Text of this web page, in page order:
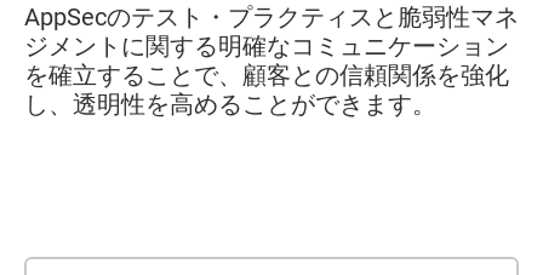
AppSecのテスト・プラクティスと脆弱性マネ
ジメントに関する明確なコミュニケーション
を確立することで、顧客との信頼関係を強化
し、透明性を高めることができます。